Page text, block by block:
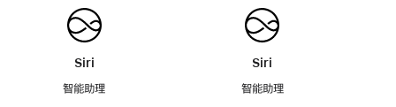
Siri
智能助理
Siri
智能助理